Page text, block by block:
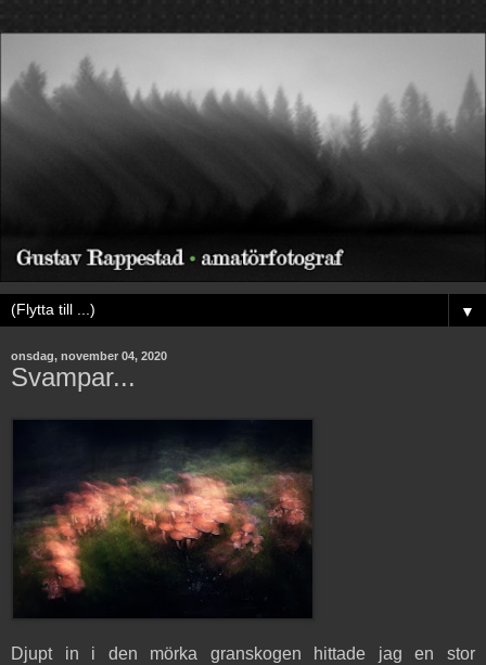
▼
onsdag, november 04, 2020
Svampar...
Djupt in i den mörka granskogen hittade jag en stor